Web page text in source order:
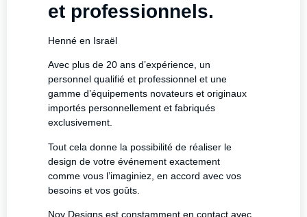
et professionnels.
Henné en Israël
Avec plus de 20 ans d’expérience, un
personnel qualifié et professionnel et une
gamme d’équipements novateurs et originaux
importés personnellement et fabriqués
exclusivement.
Tout cela donne la possibilité de réaliser le
design de votre événement exactement
comme vous l’imaginiez, en accord avec vos
besoins et vos goûts.
Noy Designs est constamment en contact avec